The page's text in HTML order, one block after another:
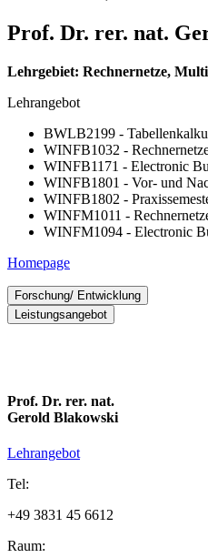
Prof. Dr. rer. nat.
Lehrgebiet: Rechnernetze,
Lehrangebot
BWLB2199 -
WINFB1032 -
WINFB1171 - Electronic
WINFB1801 - Vor- und
WINFB1802 -
WINFM1011 -
WINFM1094 - Electronic
Homepage
Forschung/ Entwicklung
Qualitätssicherung,
Leistungsangebot
Qualitätssicherung und zur
Qualitätssicherungsprozessen
Beratung, Auftrags- und
Vertriebskanälen in eine
Weiterbildung, Seminare,
Ausstattung:
Prof. Dr. rer. nat.
Gerold Blakowski
Lehrangebot
Tel:
+49 3831 45 6612
Raum: